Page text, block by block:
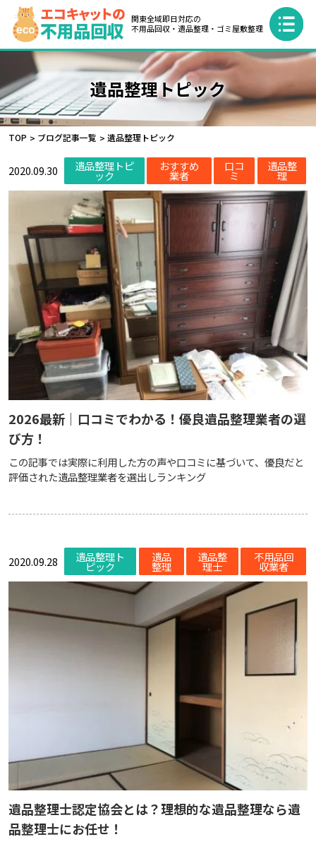
関東全域即日対応の
不用品回収・遺品整理・ゴミ屋敷整理
遺品整理トピック
TOP ブログ記事一覧 遺品整理トピック
2020.09.30 遺品整理トピ
ック
おすすめ
業者
口コ
ミ
遺品整
理
2026最新｜口コミでわかる！優良遺品整理業者の選
び方！
この記事では実際に利用した方の声や口コミに基づいて、優良だと
評価された遺品整理業者を選出しランキング
2020.09.28 遺品整理ト
ピック
遺品
整理
遺品整
理士
不用品回
収業者
遺品整理士認定協会とは？理想的な遺品整理なら遺
品整理士にお任せ！